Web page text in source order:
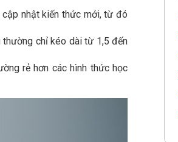
nhật kiến thức mới, từ đó
chỉ kéo dài từ 1,5 đến
rẻ hơn các hình thức học